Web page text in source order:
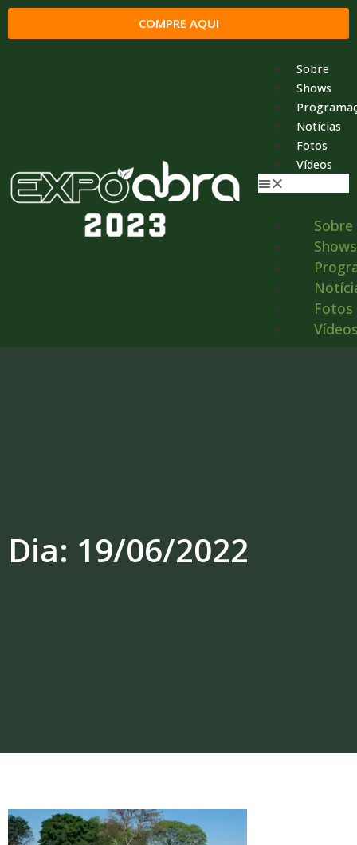
Sobre
Shows
Notícias
Fotos
Vídeos
Sobre
Shows
Fotos
COMPRE AQUI
Dia: 19/06/2022